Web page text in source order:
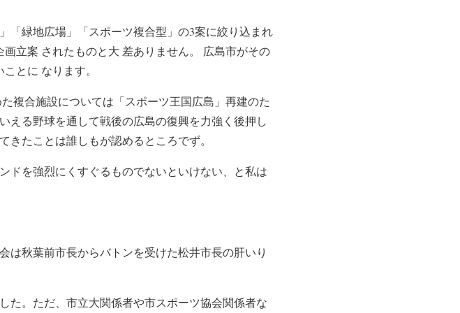
「緑地広場」「スポーツ複合型」の3案に絞り込まれ
立案 されたものと大 差ありません。 広島市がその
とに なります。
複合施設については「スポーツ王国広島」再建のた
える野球を通して戦後の広島の復興を力強く後押し
たことは誰しもが認めるところでず。
ドを強烈にくすぐるものでないといけない、と私は
は秋葉前市長からバトンを受けた松井市長の肝いり
た。ただ、市立大関係者や市スポーツ協会関係者な